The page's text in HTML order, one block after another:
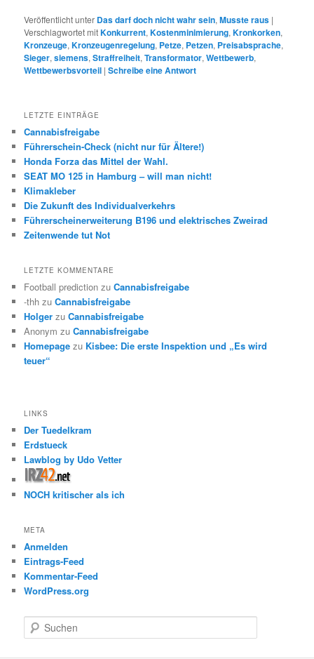
Veröffentlicht unter Das darf doch nicht wahr sein,Musste raus |
Verschlagwortet mitKonkurrent,Kostenminimierung,Kronkorken,
Kronzeuge,Kronzeugenregelung, Petze, Petzen, Preisabsprache,
Sieger,siemens,Straffreiheit,Transformator,Wettbewerb,
Wettbewerbsvorteil |Schreibe eine Antwort
LETZTE EINTRÄGE
Cannabisfreigabe
Führerschein-Check (nicht nur für Ältere!)
Honda Forza das Mittel der Wahl.
SEAT MO 125 in Hamburg – will man nicht!
Klimakleber
Die Zukunft des Individualverkehrs
Führerscheinerweiterung B196 und elektrisches Zweirad
Zeitenwende tut Not
LETZTE KOMMENTARE
Football prediction zuCannabisfreigabe
-thh zuCannabisfreigabe
Holger zuCannabisfreigabe
Anonym zuCannabisfreigabe
Homepage zu Kisbee: Die erste Inspektion und „Es wird
teuer“
LINKS
Der Tuedelkram
Erdstueck
Lawblog by Udo Vetter
NOCH kritischer als ich
META
Anmelden
Eintrags-Feed
Kommentar-Feed
WordPress.org
u